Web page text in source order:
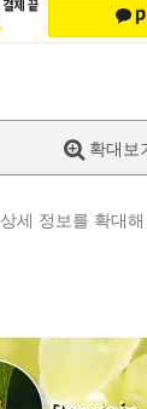
확대보
상세 정보를 확대